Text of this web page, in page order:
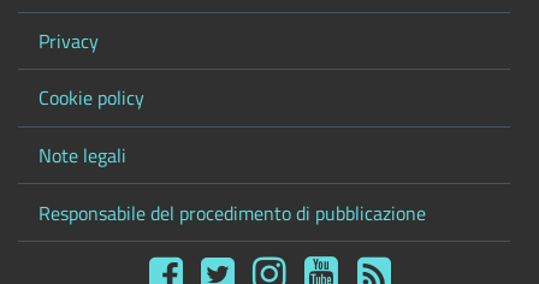
Privacy
Cookie policy
Note legali
Responsabile del procedimento di pubblicazione